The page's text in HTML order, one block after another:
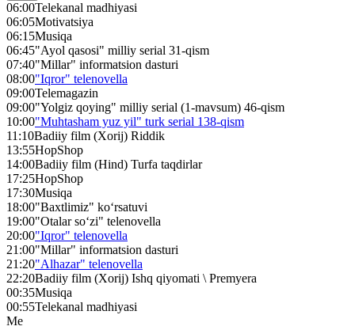
06:00Telekanal madhiyasi
06:05Motivatsiya
06:15Musiqa
06:45"Ayol qasosi" milliy serial 31-qism
07:40"Millar" informatsion dasturi
08:00"Iqror" telenovella
09:00Telemagazin
09:00"Yolgiz qoying" milliy serial (1-mavsum) 46-qism
10:00"Muhtasham yuz yil" turk serial 138-qism
11:10Badiiy film (Xorij) Riddik
13:55HopShop
14:00Badiiy film (Hind) Turfa taqdirlar
17:25HopShop
17:30Musiqa
18:00"Baxtlimiz" ko‘rsatuvi
19:00"Otalar so‘zi" telenovella
20:00"Iqror" telenovella
21:00"Millar" informatsion dasturi
21:20"Alhazar" telenovella
22:20Badiiy film (Xorij) Ishq qiyomati \ Premyera
00:35Musiqa
00:55Telekanal madhiyasi
Me